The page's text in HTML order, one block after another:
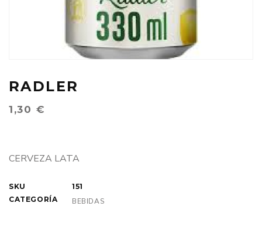
RADLER
1,30 €
CERVEZA LATA
SKU
151
CATEGORÍA
BEBIDAS